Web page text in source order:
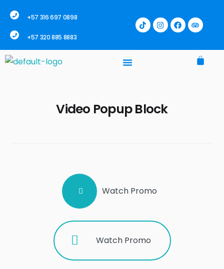
+57 316 697 0898
+57 320 885 8883
Video Popup Block
Watch Promo
Watch Promo